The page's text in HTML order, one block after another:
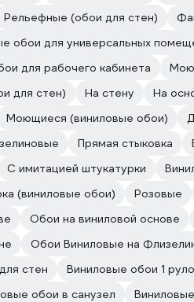
Рельефные (обои для стен)
обои для универсальных
для рабочего кабинета
для стен) На стену На
Моющиеся (виниловые обои)
Прямая стыковка
С имитацией штукатурки
(виниловые обои) Розовые
Обои на виниловой основе
Обои Виниловые на
стен Виниловые обои 1
обои в санузел